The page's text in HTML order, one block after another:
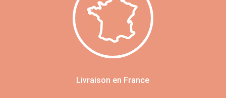
Livraison en France